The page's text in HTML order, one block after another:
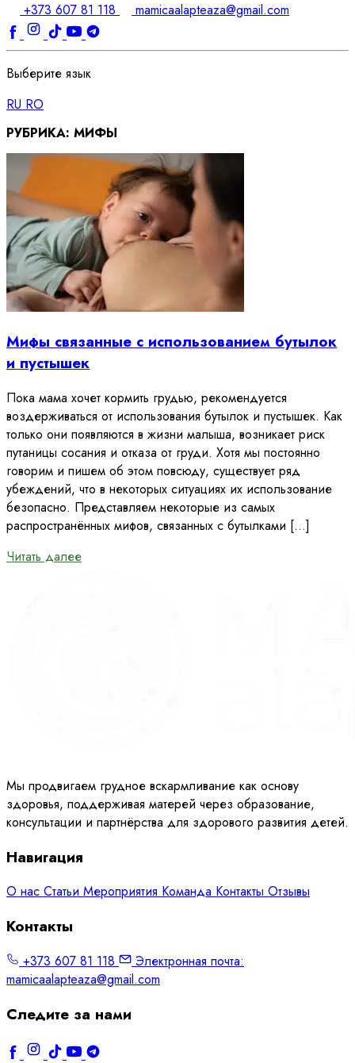
+373 607 81 118
mamicaalapteaza@gmail.com
Выберите язык
RU RO
РУБРИКА: МИФЫ
Мифы связанные с использованием бутылок
и пустышек
Пока мама хочет кормить грудью, рекомендуется
воздерживаться от использования бутылок и пустышек. Как
только они появляются в жизни малыша, возникает риск
путаницы сосания и отказа от груди. Хотя мы постоянно
говорим и пишем об этом повсюду, существует ряд
убеждений, что в некоторых ситуациях их использование
безопасно. Представляем некоторые из самых
распространённых мифов, связанных с бутылками […]
Читать далее
Мы продвигаем грудное вскармливание как основу
здоровья, поддерживая матерей через образование,
консультации и партнёрства для здорового развития детей.
Навигация
О нас Статьи Мероприятия Команда Контакты Отзывы
Контакты
+373 607 81 118
Электронная почта:
mamicaalapteaza@gmail.com
Следите за нами